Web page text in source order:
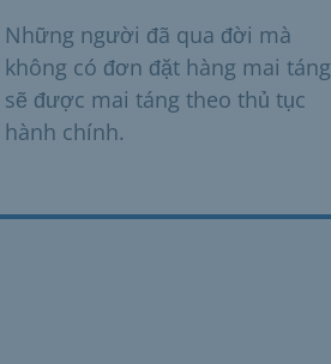
Những người đã qua đời mà
không có đơn đặt hàng mai táng
sẽ được mai táng theo thủ tục
hành chính.